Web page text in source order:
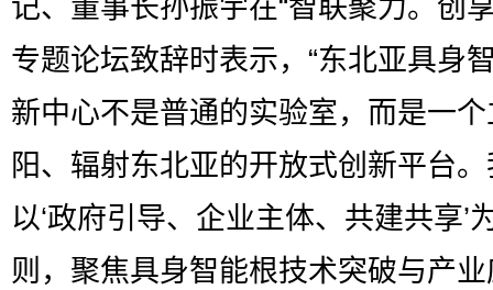
记、董事长孙振宇在“智联聚力。创
专题论坛致辞时表示，“东北亚具身
新中心不是普通的实验室，而是一
阳、辐射东北亚的开放式创新平台
以‘政府引导、企业主体、共建共享’
则，聚焦具身智能根技术突破与产